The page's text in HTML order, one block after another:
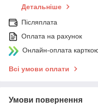
Детальніше
Післяплата
Оплата на рахунок
Онлайн-оплата
Всі умови оплати
Умови повернення